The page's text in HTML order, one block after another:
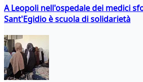
A Leopoli nell'ospedale dei medici
Sant'Egidio è scuola di solidarietà